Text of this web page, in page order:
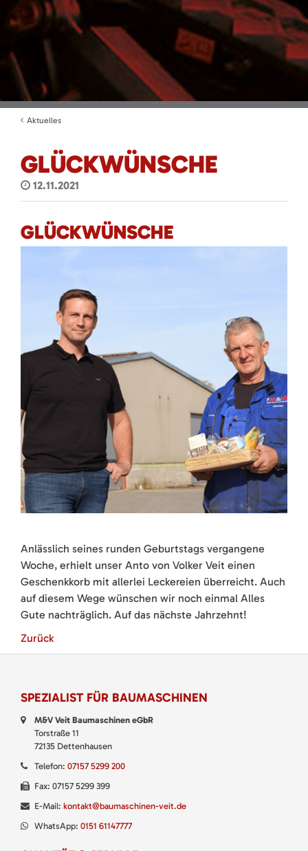
Aktuelles
GLÜCKWÜNSCHE
12.11.2021
GLÜCKWÜNSCHE
Anlässlich seines runden Geburtstags vergangene
Woche, erhielt unser Anto von Volker Veit einen
Geschenkkorb mit allerlei Leckereien überreicht. Auch
auf diesem Wege wünschen wir noch einmal Alles
Gute nachträglich. Auf das nächste Jahrzehnt!
Zurück
SPEZIALIST FÜR BAUMASCHINEN
M&V Veit Baumaschinen eGbR
Torstraße 11
72135 Dettenhausen
Telefon: 07157 5299 200
Fax: 07157 5299 399
E-Mail: kontakt@baumaschinen-veit.de
WhatsApp: 0151 61147777